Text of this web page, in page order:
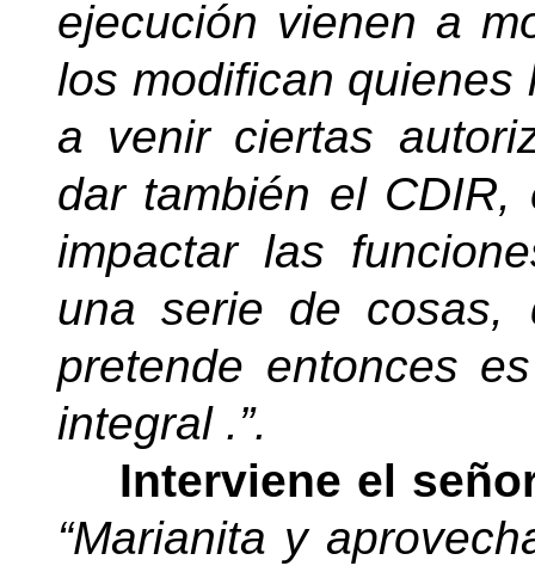
ejecución vienen a
los modifican
a venir ciertas
dar también el
impactar las
una serie de
pretende entonces
integral .”.
Interviene el
“Marianita y